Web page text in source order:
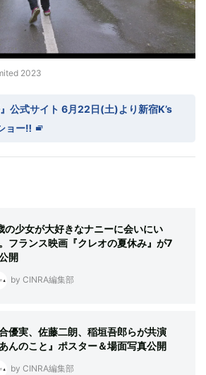
2023
公式サイト 6月22日(土)より新宿K’s
ョー‼
の少女が大好きなナニーに会いにい
フランス映画『クレオの夏休み』が7
開
by CINRA編集部
優実、佐藤二朗、稲垣吾郎らが共演
あんのこと』ポスター＆場面写真公開
by CINRA編集部